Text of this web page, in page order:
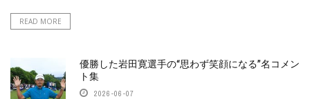
READ MORE
優勝した岩田寛選手の“思わず笑顔になる”名コメン
ト集
2026-06-07